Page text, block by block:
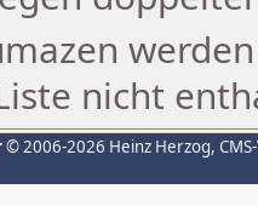
nicht
© 2006-2026 Heinz Herzog,